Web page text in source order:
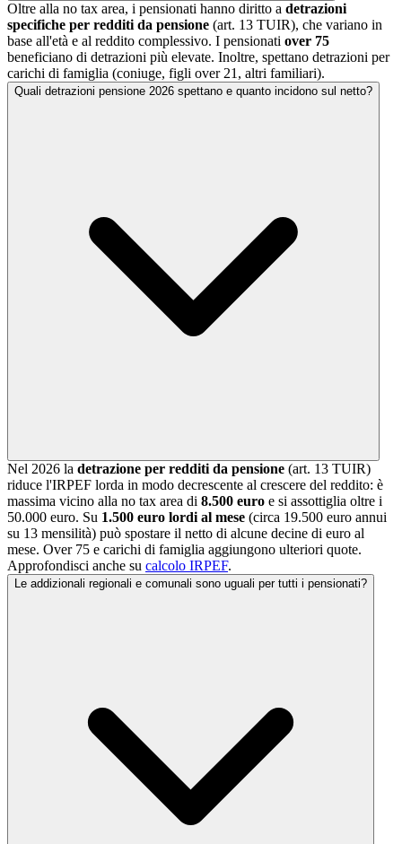
Oltre alla no tax area, i pensionati hanno diritto a detrazioni
specifiche per redditi da pensione (art. 13 TUIR), che variano in
base all'età e al reddito complessivo. I pensionati over 75
beneficiano di detrazioni più elevate. Inoltre, spettano detrazioni per
carichi di famiglia (coniuge, figli over 21, altri familiari).
Quali detrazioni pensione 2026 spettano e quanto incidono sul netto?
Nel 2026 la detrazione per redditi da pensione (art. 13 TUIR)
riduce l'IRPEF lorda in modo decrescente al crescere del reddito: è
massima vicino alla no tax area di 8.500 euro e si assottiglia oltre i
50.000 euro. Su 1.500 euro lordi al mese (circa 19.500 euro annui
su 13 mensilità) può spostare il netto di alcune decine di euro al
mese. Over 75 e carichi di famiglia aggiungono ulteriori quote.
Approfondisci anche su calcolo IRPEF.
Le addizionali regionali e comunali sono uguali per tutti i pensionati?